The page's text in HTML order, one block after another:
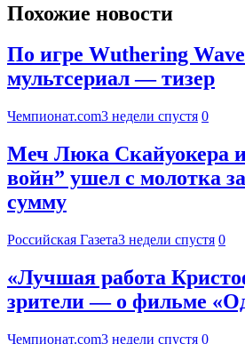
Похожие новости
По игре Wuthering
мультсериал — тизер
Чемпионат.com3 недели спустя 0
Меч Люка Скайуокера
войн” ушел с молотка
сумму
Российская Газета3 недели спустя 0
«Лучшая работа
зрители — о фильме
Чемпионат.com3 недели спустя 0